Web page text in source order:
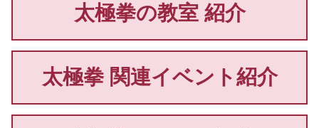
太極拳の教室 紹介
太極拳 関連イベント紹介